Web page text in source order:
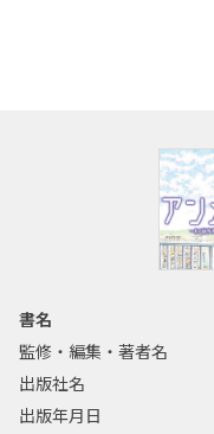
書名
監修・編集・著者名
出版社名
出版年月日